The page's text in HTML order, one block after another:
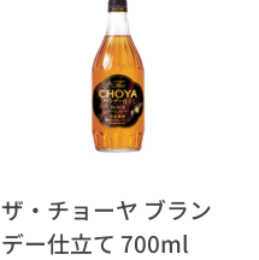
ザ・チョーヤ ブラン
デー仕立て 700ml